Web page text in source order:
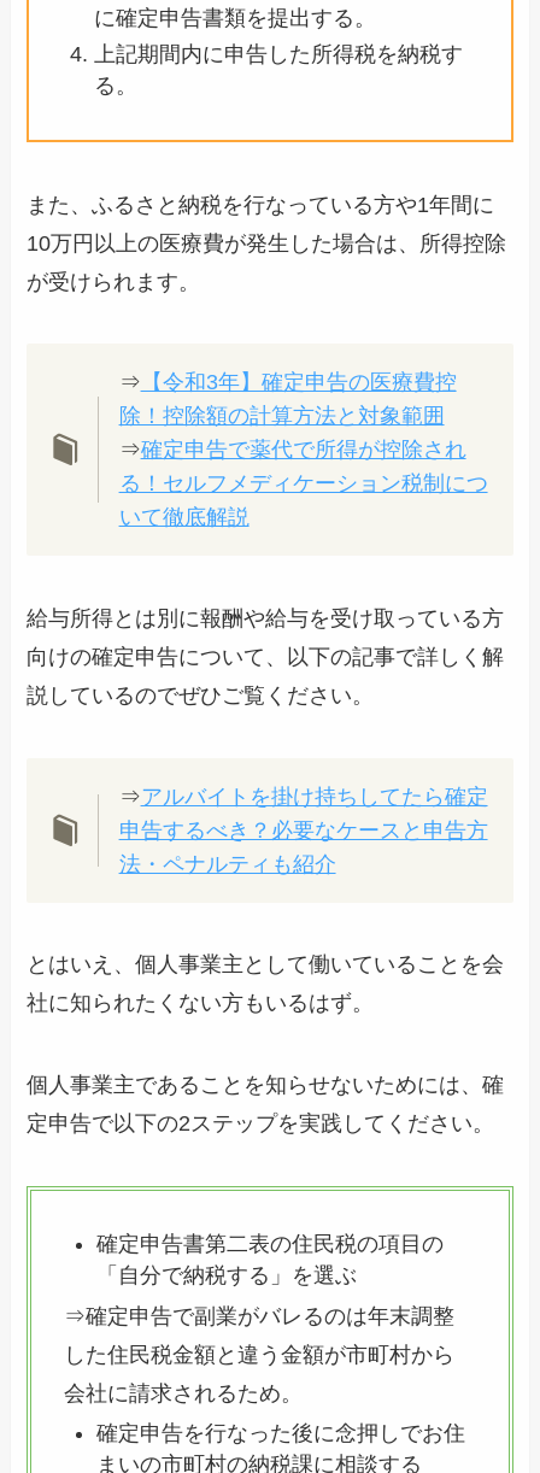
に確定申告書類を提出する。
上記期間内に申告した所得税を納税す
る。
また、ふるさと納税を行なっている方や1年間に
10万円以上の医療費が発生した場合は、所得控除
が受けられます。
⇒ 【令和3年】確定申告の医療費控
除！控除額の計算方法と対象範囲
⇒確定申告で薬代で所得が控除され
る！セルフメディケーション税制につ
いて徹底解説
給与所得とは別に報酬や給与を受け取っている方
向けの確定申告について、以下の記事で詳しく解
説しているのでぜひご覧ください。
⇒アルバイトを掛け持ちしてたら確定
申告するべき？必要なケースと申告方
法・ペナルティも紹介
とはいえ、個人事業主として働いていることを会
社に知られたくない方もいるはず。
個人事業主であることを知らせないためには、確
定申告で以下の2ステップを実践してください。
確定申告書第二表の住民税の項目の
「自分で納税する」を選ぶ
⇒確定申告で副業がバレるのは年末調整
した住民税金額と違う金額が市町村から
会社に請求されるため。
確定申告を行なった後に念押しでお住
まいの市町村の納税課に相談する